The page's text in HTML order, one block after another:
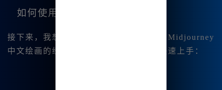
如何使用Midjourney中文绘画
接下来，我想分享一些关于如何开始使用Midjourney
中文绘画的经验。你可以通过以下步骤快速上手：